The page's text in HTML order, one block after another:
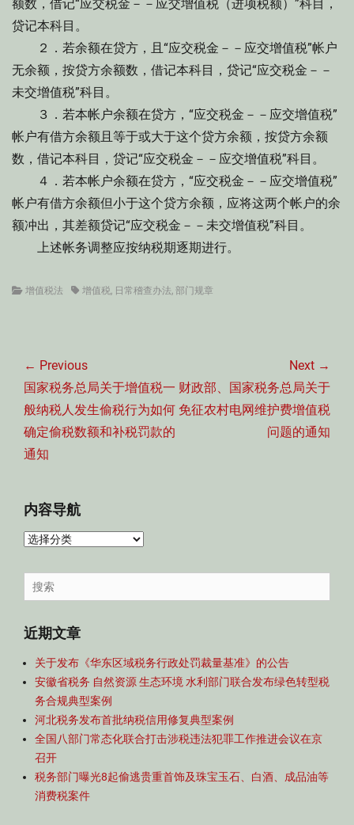
额数，借记“应交税金－－应交增值税（进项税额）”科目，
贷记本科目。
２．若余额在贷方，且“应交税金－－应交增值税”帐户
无余额，按贷方余额数，借记本科目，贷记“应交税金－－
未交增值税”科目。
３．若本帐户余额在贷方，“应交税金－－应交增值税”
帐户有借方余额且等于或大于这个贷方余额，按贷方余额
数，借记本科目，贷记“应交税金－－应交增值税”科目。
４．若本帐户余额在贷方，“应交税金－－应交增值税”
帐户有借方余额但小于这个贷方余额，应将这两个帐户的余
额冲出，其差额贷记“应交税金－－未交增值税”科目。
上述帐务调整应按纳税期逐期进行。
Categories
增值税法 Tags增值税, 日常稽查办法, 部门规章
章
导
航
← Previous
Previous
post:
国家税务总局关于增值税一
般纳税人发生偷税行为如何
确定偷税数额和补税罚款的
通知
Next →
Next
post:
财政部、国家税务总局关于
免征农村电网维护费增值税
问题的通知
内容导航
内
导
航
Search
for:
近期文章
关于发布《华东区域税务行政处罚裁量基准》的公告
安徽省税务 自然资源 生态环境 水利部门联合发布绿色转型税
务合规典型案例
河北税务发布首批纳税信用修复典型案例
全国八部门常态化联合打击涉税违法犯罪工作推进会议在京
召开
税务部门曝光8起偷逃贵重首饰及珠宝玉石、白酒、成品油等
消费税案件